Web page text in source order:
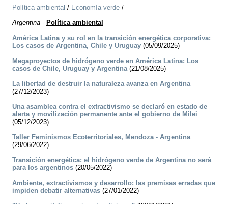
Política ambiental / Economía verde /
Argentina - Política ambiental
América Latina y su rol en la transición energética corporativa:
Los casos de Argentina, Chile y Uruguay (05/09/2025)
Megaproyectos de hidrógeno verde en América Latina: Los
casos de Chile, Uruguay y Argentina(21/08/2025)
La libertad de destruir la naturaleza avanza en Argentina
(27/12/2023)
Una asamblea contra el extractivismo se declaró en estado de
alerta y movilización permanente ante el gobierno de Milei
(05/12/2023)
Taller Feminismos Ecoterritoriales, Mendoza - Argentina
(29/06/2022)
Transición energética: el hidrógeno verde de Argentina no será
para los argentinos (20/05/2022)
Ambiente, extractivismos y desarrollo: las premisas erradas que
impiden debatir alternativas (27/01/2022)